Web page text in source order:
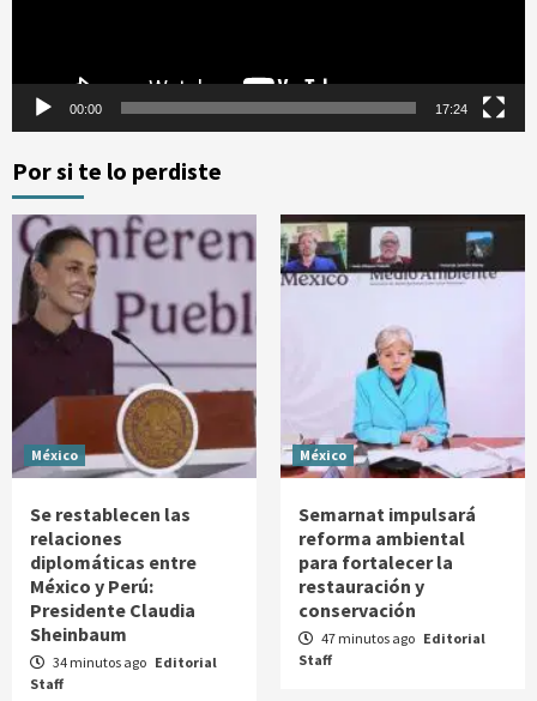
00:00 17:24
Por si te lo perdiste
México
Se restablecen las
relaciones
diplomáticas entre
México y Perú:
Presidente Claudia
Sheinbaum
34 minutos ago Editorial
Staff
México
Semarnat impulsará
reforma ambiental
para fortalecer la
restauración y
conservación
47 minutos ago Editorial
Staff